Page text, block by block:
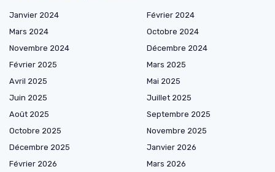
Janvier 2024
Février 2024
Mars 2024
Octobre 2024
Novembre 2024
Décembre 2024
Février 2025
Mars 2025
Avril 2025
Mai 2025
Juin 2025
Juillet 2025
Août 2025
Septembre 2025
Octobre 2025
Novembre 2025
Décembre 2025
Janvier 2026
Février 2026
Mars 2026